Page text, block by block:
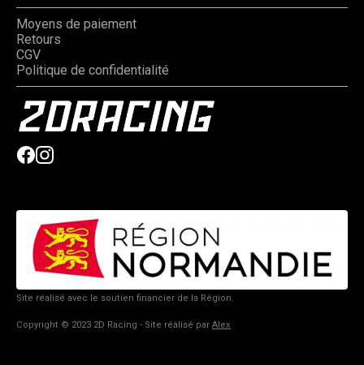
Moyens de paiement
Retours
CGV
Politique de confidentialité
Site réalisé avec le soutien financier de la Région.
Copyright © 2023 2D Racing - Site réalisé par Alex